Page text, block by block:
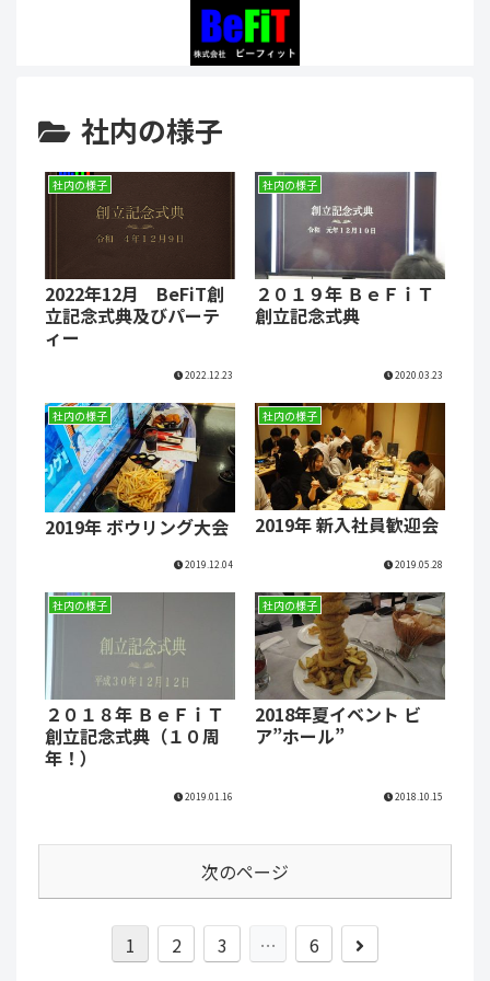
社内の様子
社内の様子
2022年12月 BeFiT創
立記念式典及びパーテ
ィー
2022.12.23
社内の様子
２０１９年 ＢｅＦｉＴ
創立記念式典
2020.03.23
社内の様子
2019年 ボウリング大会
2019.12.04
社内の様子
2019年 新入社員歓迎会
2019.05.28
社内の様子
２０１８年 ＢｅＦｉＴ
創立記念式典（１０周
年！）
2019.01.16
社内の様子
2018年夏イベント ビ
ア”ホール”
2018.10.15
次のページ
1 2 3 … 6